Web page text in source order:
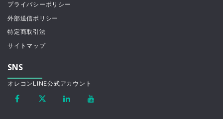
プライバシーポリシー
外部送信ポリシー
特定商取引法
サイトマップ
SNS
オレコンLINE公式アカウント